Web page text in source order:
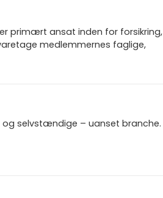
primært ansat inden for forsikring,
medlemmernes faglige,
selvstændige – uanset branche.